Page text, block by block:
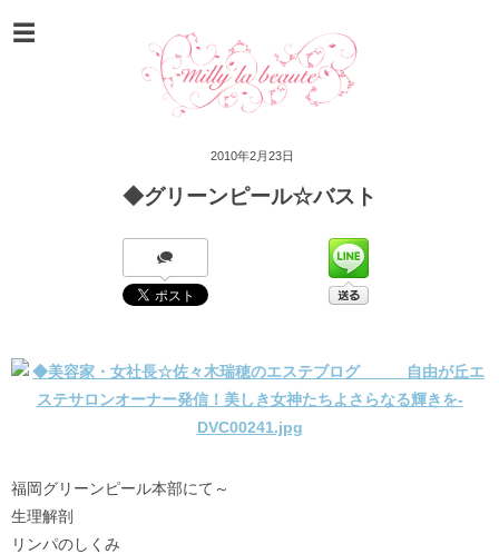
2010年2月23日
◆グリーンピール☆バスト
福岡グリーンピール本部にて～
生理解剖
リンパのしくみ